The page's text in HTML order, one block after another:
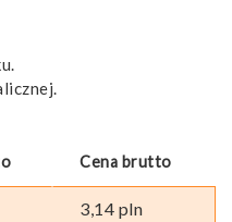
Cena brutto
3,14 pln